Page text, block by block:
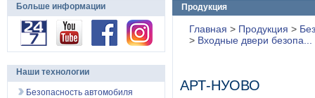
Продукция
Главная > Продукция >
> Входные двери безопа...
АРТ-НУОВО
Больше информации
Наши технологии
Безопасность автомобиля